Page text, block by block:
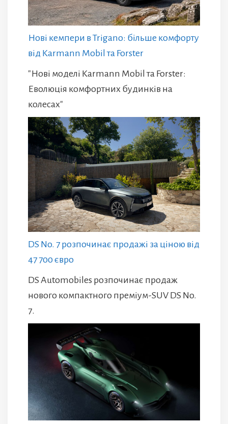
Нові кемпери в Trigano: більше комфорту
від Karmann Mobil та Forster
"Нові моделі Karmann Mobil та Forster:
Еволюція комфортних будинків на
колесах"
DS No. 7 розпочинає продажі за ціною від
47 700 євро
DS Automobiles розпочинає продаж
нового компактного преміум-SUV DS No.
7.